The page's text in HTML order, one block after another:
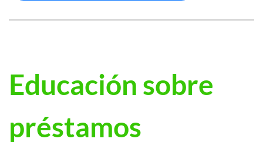
Educación sobre
préstamos